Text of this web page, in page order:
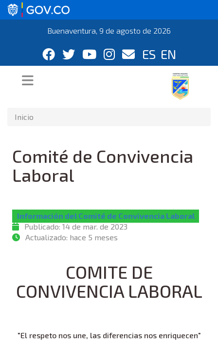
Buenaventura, 9 de agosto de 2026
ES EN
Inicio
Comité de Convivencia
Laboral
Información del Comité de Convivencia Laboral
Publicado: 14 de mar. de 2023
Actualizado: hace 5 meses
COMITE DE
CONVIVENCIA LABORAL
"El respeto nos une, las diferencias nos enriquecen"